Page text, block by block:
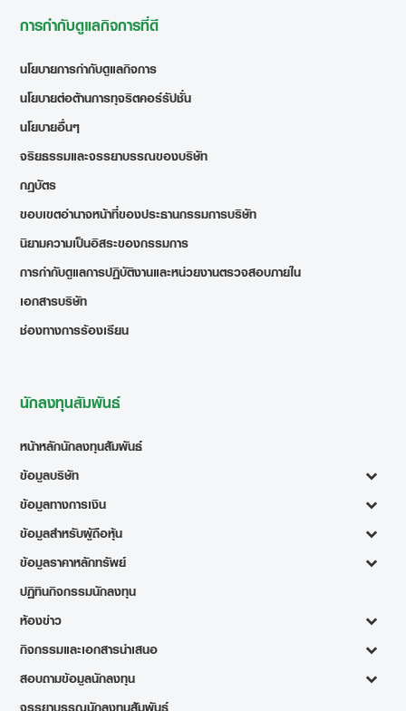
การกำกับดูแลกิจการที่ดี
นโยบายการกำกับดูแลกิจการ
นโยบายต่อต้านการทุจริตคอร์รัปชั่น
นโยบายอื่นๆ
จริยธรรมและจรรยาบรรณของบริษัท
กฎบัตร
ขอบเขตอำนาจหน้าที่ของประธานกรรมการบริษัท
นิยามความเป็นอิสระของกรรมการ
การกำกับดูแลการปฏิบัติงานและหน่วยงานตรวจสอบภายใน
เอกสารบริษัท
ช่องทางการร้องเรียน
นักลงทุนสัมพันธ์
หน้าหลักนักลงทุนสัมพันธ์
ข้อมูลบริษัท
ข้อมูลทางการเงิน
ข้อมูลสำหรับผู้ถือหุ้น
ข้อมูลราคาหลักทรัพย์
ปฏิทินกิจกรรมนักลงทุน
ห้องข่าว
กิจกรรมและเอกสารนำเสนอ
สอบถามข้อมูลนักลงทุน